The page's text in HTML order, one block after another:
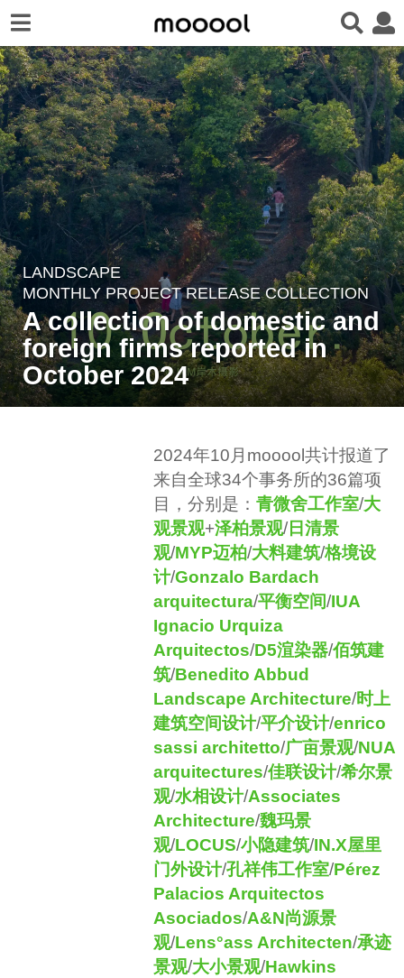
2
y
e
a
r
s
LANDSCAPE
MONTHLY PROJECT RELEASE COLLECTION
A collection of domestic and
foreign firms reported in
October 2024
2024年10月mooool共计报道了
来自全球34个事务所的36篇项
目，分别是： 青微舍工作室/大
观景观+泽柏景观/ 日清景
观/MYP迈柏/大料建筑/格境设
计/Gonzalo Bardach
arquitectura/平衡空间/IUA
Ignacio Urquiza
Arquitectos/D5渲染器/佰筑建
筑/Benedito Abbud
Landscape Architecture/时上
建筑空间设计/平介设计/enrico
sassi architetto/广亩景观/NUA
arquitectures/佳联设计/希尔景
观/水相设计/Associates
Architecture/魏玛景
观/LOCUS/小隐建筑/IN.X屋里
门外设计/孔祥伟工作室/Pérez
Palacios Arquitectos
Asociados/A&N尚源景
观/Lens°ass Architecten/承迹
景观/大小景观/Hawkins